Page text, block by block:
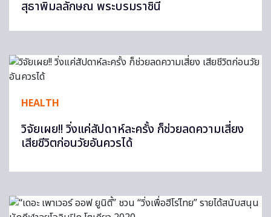
สุธาพิมลลักษณ พระบรมราชินี
HEALTH
วิจัยเผย!! วิ่งแค่สัปดาห์ละครั้ง ก็ช่วยลดความเสี่ยง
เสียชีวิตก่อนวัยอันควรได้